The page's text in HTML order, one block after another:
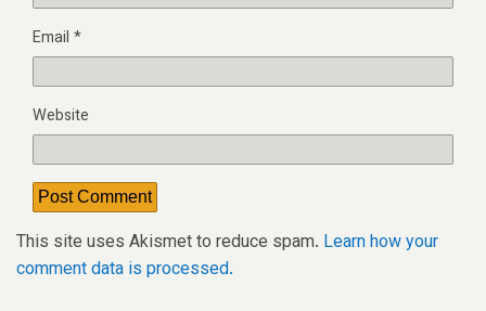
Email *
Website
This site uses Akismet to reduce spam. Learn how your
comment data is processed.